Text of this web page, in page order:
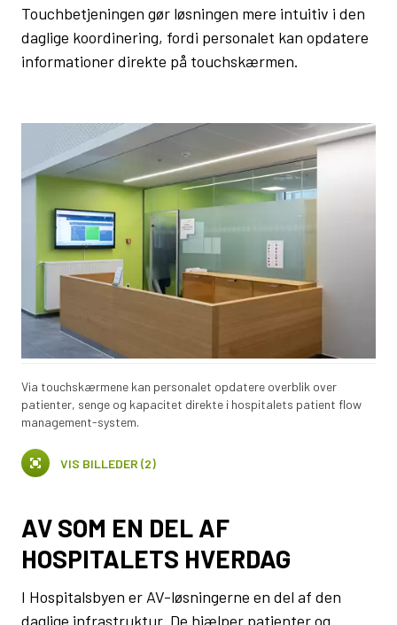
Touchbetjeningen gør løsningen mere intuitiv i den
daglige koordinering, fordi personalet kan opdatere
informationer direkte på touchskærmen.
Via touchskærmene kan personalet opdatere overblik over
patienter, senge og kapacitet direkte i hospitalets patient flow
management-system.
VIS BILLEDER (2)
AV SOM EN DEL AF
HOSPITALETS HVERDAG
I Hospitalsbyen er AV-løsningerne en del af den
daglige infrastruktur. De hjælper patienter og